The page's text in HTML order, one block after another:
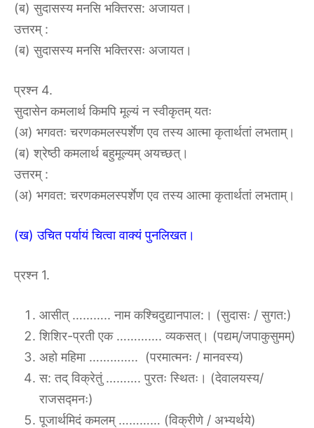
(ब) सुदासस्य मनसि भक्तिरस: अजायत।
उत्तरम् :
(ब) सुदासस्य मनसि भक्तिरसः अजायत।
प्रश्न 4.
सुदासेन कमलार्थ किमपि मूल्यं न स्वीकृतम् यतः
(अ) भगवतः चरणकमलस्पर्शेण एव तस्य आत्मा कृतार्थतां लभताम्।
(ब) श्रेष्ठी कमलार्थ बहुमूल्यम् अयच्छत्।
उत्तरम् :
(अ) भगवत: चरणकमलस्पर्शेण एव तस्य आत्मा कृतार्थतां लभताम्।
(ख) उचित पर्यायं चित्वा वाक्यं पुनलिखत।
प्रश्न 1.
आसीत् ……….. नाम कश्चिदुद्यानपाल:। (सुदासः / सुगत:)
शिशिर-प्रती एक …………. व्यकसत्। (पद्यम्/जपाकुसुमम्)
अहो महिमा ………….. (परमात्मनः / मानवस्य)
स: तद् विक्रेतुं ………. पुरतः स्थितः। (देवालयस्य/
राजसद्मनः)
पूजार्थमिदं कमलम् ………… (विक्रीणे / अभ्यर्थये)